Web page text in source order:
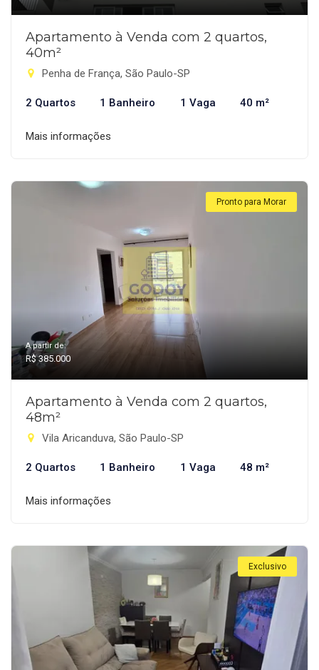
Apartamento à Venda com 2 quartos,
40m²
Penha de França, São Paulo-SP
2 Quartos 1 Banheiro 1 Vaga 40 m²
Mais informações
Pronto para Morar
A partir de:
R$ 385.000
Apartamento à Venda com 2 quartos,
48m²
Vila Aricanduva, São Paulo-SP
2 Quartos 1 Banheiro 1 Vaga 48 m²
Mais informações
Exclusivo